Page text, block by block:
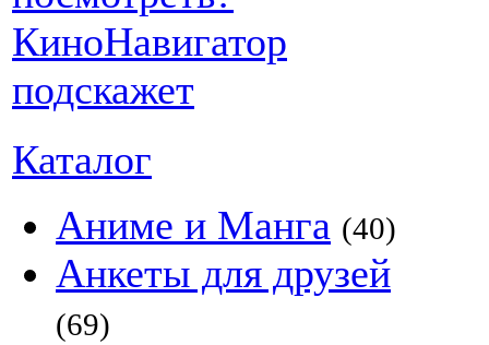
Каталог
Аниме и Манга (40)
Анкеты для друзей
(69)